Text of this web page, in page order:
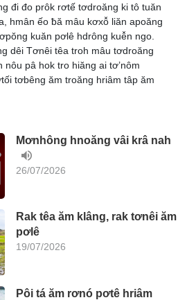
đi đo prôk rơtế tơdroăng ki tô tuăn
hmân ếo ƀă mâu kơxô̆ liăn apoăng
kuăn pơlê hdrông kuê̆n ngo.
dêi Tơnêi têa troh mâu tơdroăng
pâ hok tro hiăng ai tơ’nôm
tơbêng ăm troăng hriâm tâp ăm
Mơnhông hnoăng vâi krâ nah
26/07/2026
Rak têa ăm klâng, rak tơnêi ăm
pơlê
19/07/2026
Pôi tá ăm rơnó pơtê hriâm